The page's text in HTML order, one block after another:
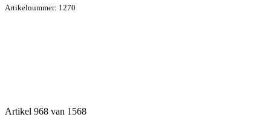
Artikelnummer: 1270
Artikel 968 van 1568